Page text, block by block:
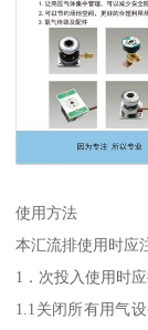
使用方法
本汇流排使用时应
1．次投入使用时
1.1关闭所有用气